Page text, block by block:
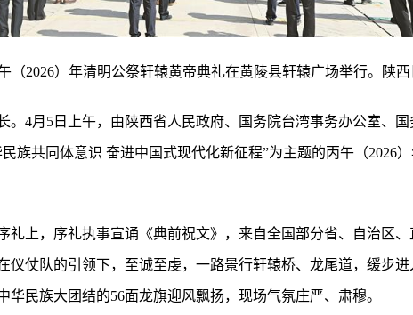
（2026）年清明公祭轩辕黄帝典礼在黄陵县轩辕广场举行。陕
。4月5日上午，由陕西省人民政府、国务院台湾事务办公室、
族共同体意识 奋进中国式现代化新征程”为主题的丙午（2026
礼上，序礼执事宣诵《典前祝文》，来自全国部分省、自治区
仪仗队的引领下，至诚至虔，一路景行轩辕桥、龙尾道，缓步
民族大团结的56面龙旗迎风飘扬，现场气氛庄严、肃穆。